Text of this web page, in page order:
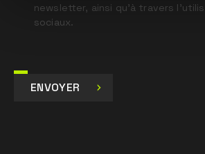
newsletter, ainsi qu’à travers
sociaux.
ENVOYER